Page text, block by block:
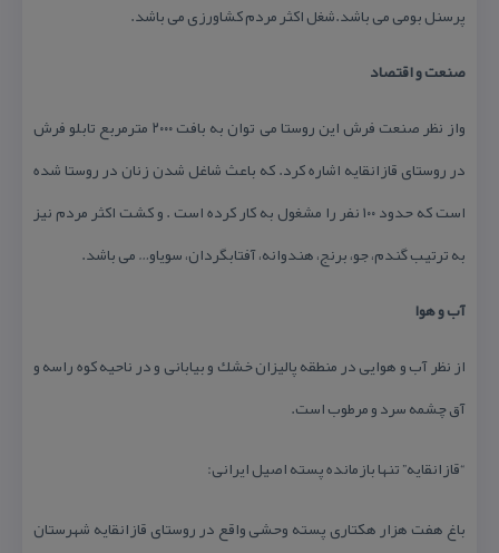
پرسنل بومی می باشد.شغل اكثر مردم كشاورزی می باشد.
صنعت و اقتصاد
واز نظر صنعت فرش این روستا می توان به بافت ۲۰۰۰ مترمربع تابلو فرش
در روستای قازانقایه اشاره كرد. كه باعث شاغل شدن زنان در روستا شده
است كه حدود ۱۰۰ نفر را مشغول به كار كرده است . و كشت اكثر مردم نیز
به ترتیب گندم، جو، برنج، هندوانه، آفتابگردان، سویاو… می باشد.
آب و هوا
از نظر آب و هوایی در منطقه پالیزان خشك و بیابانی و در ناحیه كوه راسه و
آق چشمه سرد و مرطوب است.
“قازانقایه” تنها بازمانده پسته اصیل ایرانی:
باغ هفت هزار هكتاری پسته وحشی واقع در روستای قازانقایه شهرستان